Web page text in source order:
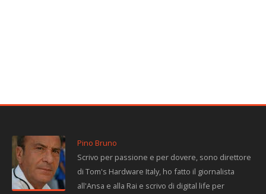
Pino Bruno
Scrivo per passione e per dovere, sono direttore
di Tom's Hardware Italy, ho fatto il giornalista
all'Ansa e alla Rai e scrivo di digital life per